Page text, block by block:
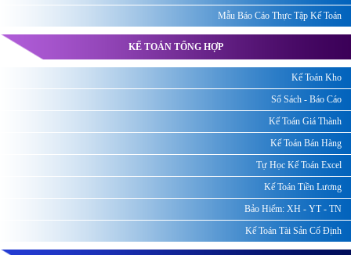
Mẫu Báo Cáo Thực Tập Kế Toán
KẾ TOÁN TỔNG HỢP
Kế Toán Kho
Sổ Sách - Báo Cáo
Kế Toán Giá Thành
Kế Toán Bán Hàng
Tự Học Kế Toán Excel
Kế Toán Tiền Lương
Bảo Hiểm: XH - YT - TN
Kế Toán Tài Sản Cố Định